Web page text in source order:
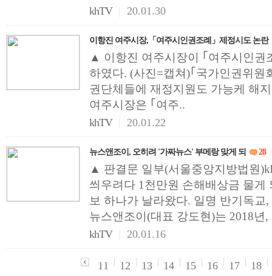
khTV 20.01.30
이항진 여주시장,「여주시인권조례」제정시도 논란
▲ 이항진 여주시장이 ｢여주시인권
하였다. (사진=캡쳐)｢국가인권위원
권단체들에 재정지원도 가능케 해
여주시장은 ｢여주..
khTV 20.01.22
뉴스앤조이, 오히려 '가짜뉴스' 부메랑 맞게 되 28
▲ 판결문 일부(서울중앙지방법원
씌우려다 1천만원 손해배상금 물게
보 하나가 날라왔다. 일명 반기독교
뉴스앤조이(대표 강도현)는 2018년,
khTV 20.01.16
11 12 13 14 15 16 17 18